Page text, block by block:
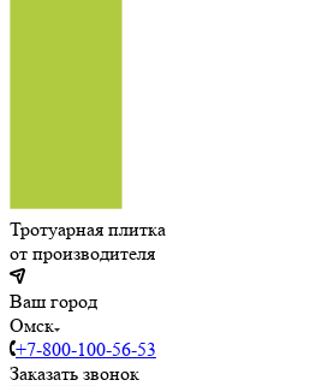
Тротуарная плитка
от производителя
Ваш город
Омск
+7-800-100-56-53
Заказать звонок